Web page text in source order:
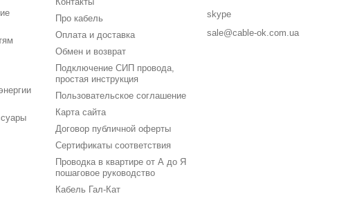
Про кабель
Оплата и доставка
Обмен и возврат
Подключение СИП провода,
простая инструкция
Пользовательское соглашение
Карта сайта
Договор публичной оферты
Сертификаты соответствия
Проводка в квартире от А до Я
пошаговое руководство
Кабель Гал-Кат
skype
sale@cable-ok.com.ua